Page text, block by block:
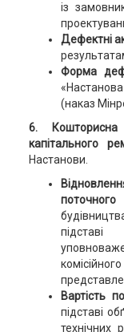
із
Дефектні
Форма
(наказ
6. Кошторисна
капітального
Настанови.
Вартість
підставі
технічних